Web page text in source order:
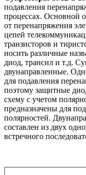
подавления
процессах. Основной
от перенапряжения
цепей
транзисторов и
носить различные
диод, трансил и т.д.
двунаправленные.
для подавления
поэтому защитные
схему с учетом
предназначены для
полярностей.
составлен из двух
встречного